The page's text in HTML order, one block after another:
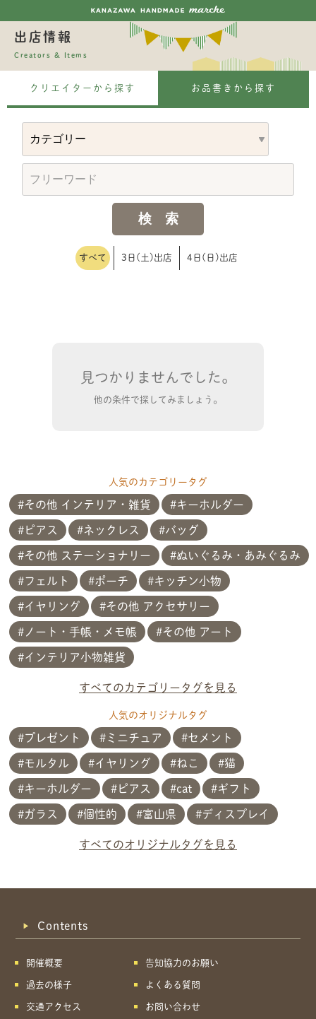
出店情報
Creators & Items
クリエイターから探す お品書きから探す
すべて 3日(土)出店 4日(日)出店
見つかりませんでした。
他の条件で探してみましょう。
人気のカテゴリータグ
その他 インテリア・雑貨 キーホルダー
ピアス ネックレス バッグ
その他 ステーショナリー ぬいぐるみ・あみぐるみ
フェルト ポーチ キッチン小物
イヤリング その他 アクセサリー
ノート・手帳・メモ帳 その他 アート
インテリア小物雑貨
すべてのカテゴリータグを見る
人気のオリジナルタグ
プレゼント ミニチュア セメント
モルタル イヤリング ねこ 猫
キーホルダー ピアス cat ギフト
ガラス 個性的 富山県 ディスプレイ
すべてのオリジナルタグを見る
Contents
開催概要
過去の様子
交通アクセス
告知協力のお願い
よくある質問
お問い合わせ